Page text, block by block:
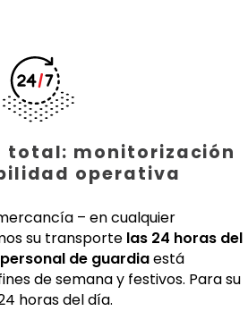
total: monitorización
operativa
– en cualquier
su transporte las 24 horas del
de guardiaestá
de semana y festivos. Para su
horas del día.